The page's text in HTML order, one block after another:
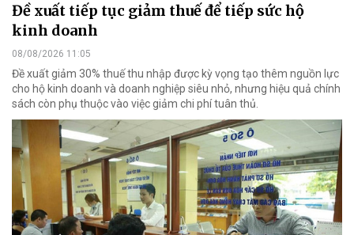
Đề xuất tiếp tục giảm thuế để tiếp sức hộ
kinh doanh
08/08/2026 11:05
Đề xuất giảm 30% thuế thu nhập được kỳ vọng tạo thêm nguồn lực
cho hộ kinh doanh và doanh nghiệp siêu nhỏ, nhưng hiệu quả chính
sách còn phụ thuộc vào việc giảm chi phí tuân thủ.